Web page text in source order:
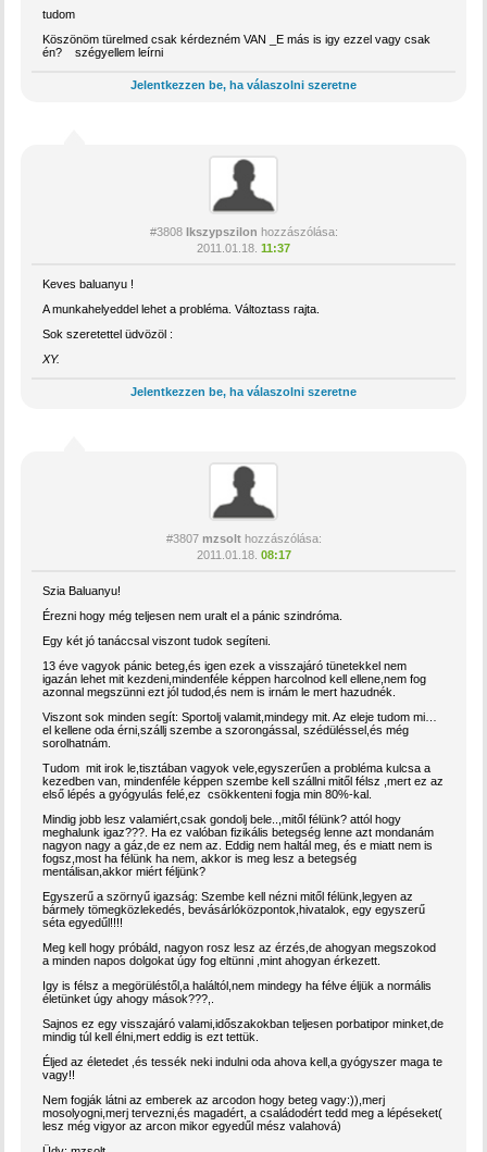
tudom
Köszönöm türelmed csak kérdezném VAN _E más is igy ezzel vagy csak
én? szégyellem leírni
Jelentkezzen be, ha válaszolni szeretne
#3808 Ikszypszilon hozzászólása:
2011.01.18. 11:37
Keves baluanyu !
A munkahelyeddel lehet a probléma. Változtass rajta.
Sok szeretettel üdvözöl :
XY.
Jelentkezzen be, ha válaszolni szeretne
#3807 mzsolthozzászólása:
2011.01.18. 08:17
Szia Baluanyu!
Érezni hogy még teljesen nem uralt el a pánic szindróma.
Egy két jó tanáccsal viszont tudok segíteni.
13 éve vagyok pánic beteg,és igen ezek a visszajáró tünetekkel nem
igazán lehet mit kezdeni,mindenféle képpen harcolnod kell ellene,nem fog
azonnal megszünni ezt jól tudod,és nem is irnám le mert hazudnék.
Viszont sok minden segít: Sportolj valamit,mindegy mit. Az eleje tudom mi…
el kellene oda érni,szállj szembe a szorongással, szédüléssel,és még
sorolhatnám.
Tudom mit irok le,tisztában vagyok vele,egyszerűen a probléma kulcsa a
kezedben van, mindenféle képpen szembe kell szállni mitől félsz ,mert ez az
első lépés a gyógyulás felé,ez csökkenteni fogja min 80%-kal.
Mindig jobb lesz valamiért,csak gondolj bele..,mitől félünk? attól hogy
meghalunk igaz???. Ha ez valóban fizikális betegség lenne azt mondanám
nagyon nagy a gáz,de ez nem az. Eddig nem haltál meg, és e miatt nem is
fogsz,most ha félünk ha nem, akkor is meg lesz a betegség
mentálisan,akkor miért féljünk?
Egyszerű a szörnyű igazság: Szembe kell nézni mitől félünk,legyen az
bármely tömegközlekedés, bevásárlóközpontok,hivatalok, egy egyszerű
séta egyedűl!!!!
Meg kell hogy próbáld, nagyon rosz lesz az érzés,de ahogyan megszokod
a minden napos dolgokat úgy fog eltünni ,mint ahogyan érkezett.
Igy is félsz a megörüléstől,a haláltól,nem mindegy ha félve éljük a normális
életünket úgy ahogy mások???,.
Sajnos ez egy visszajáró valami,időszakokban teljesen porbatipor minket,de
mindig túl kell élni,mert eddig is ezt tettük.
Éljed az életedet ,és tessék neki indulni oda ahova kell,a gyógyszer maga te
vagy!!
Nem fogják látni az emberek az arcodon hogy beteg vagy:)),merj
mosolyogni,merj tervezni,és magadért, a családodért tedd meg a lépéseket(
lesz még vigyor az arcon mikor egyedűl mész valahová)